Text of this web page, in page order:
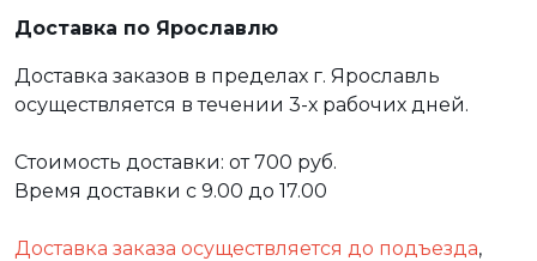
Доставка по Ярославлю
Доставка заказов в пределах г. Ярославль
осуществляется в течении 3-х рабочих дней.
Стоимость доставки: от 700 руб.
Время доставки с 9.00 до 17.00
Доставка заказа осуществляется до подъезда,